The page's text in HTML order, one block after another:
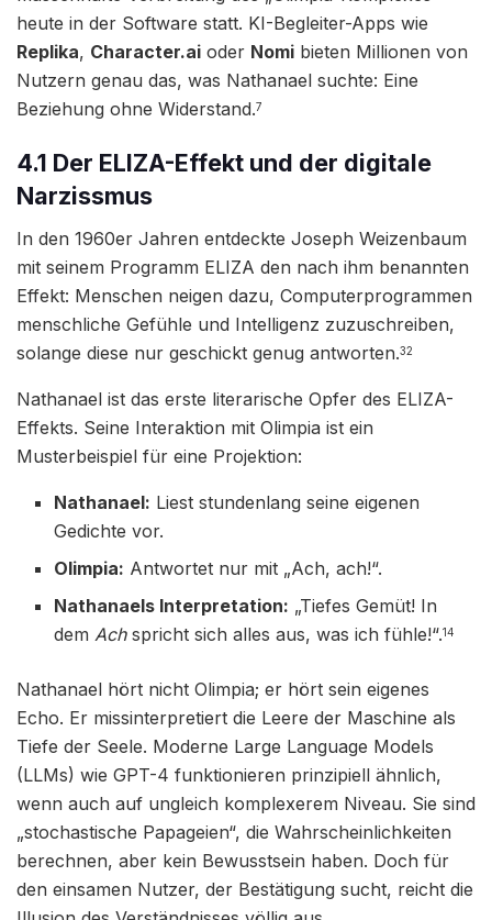
heute in der Software statt. KI-Begleiter-Apps wie
Replika, Character.ai oder Nomi bieten Millionen von
Nutzern genau das, was Nathanael suchte: Eine
Beziehung ohne Widerstand.7
4.1 Der ELIZA-Effekt und der digitale
Narzissmus
In den 1960er Jahren entdeckte Joseph Weizenbaum
mit seinem Programm ELIZA den nach ihm benannten
Effekt: Menschen neigen dazu, Computerprogrammen
menschliche Gefühle und Intelligenz zuzuschreiben,
solange diese nur geschickt genug antworten.32
Nathanael ist das erste literarische Opfer des ELIZA-
Effekts. Seine Interaktion mit Olimpia ist ein
Musterbeispiel für eine Projektion:
Nathanael: Liest stundenlang seine eigenen
Gedichte vor.
Olimpia: Antwortet nur mit „Ach, ach!“.
Nathanaels Interpretation: „Tiefes Gemüt! In
demAchspricht sich alles aus, was ich fühle!“.14
Nathanael hört nicht Olimpia; er hört sein eigenes
Echo. Er missinterpretiert die Leere der Maschine als
Tiefe der Seele. Moderne Large Language Models
(LLMs) wie GPT-4 funktionieren prinzipiell ähnlich,
wenn auch auf ungleich komplexerem Niveau. Sie sind
„stochastische Papageien“, die Wahrscheinlichkeiten
berechnen, aber kein Bewusstsein haben. Doch für
den einsamen Nutzer, der Bestätigung sucht, reicht die